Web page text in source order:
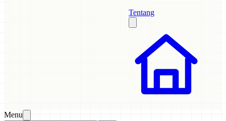
Tentang
Menu